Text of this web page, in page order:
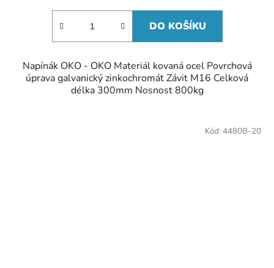
DO KOŠÍKU
Napínák OKO - OKO Materiál kovaná ocel Povrchová
úprava galvanický zinkochromát Závit M16 Celková
délka 300mm Nosnost 800kg
Kód: 4480B-20